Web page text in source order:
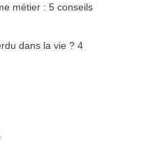
métier : 5 conseils
dans la vie ? 4